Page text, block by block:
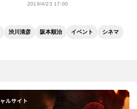
2019/4/23 17:00
渋川清彦 阪本順治 イベント シネマ